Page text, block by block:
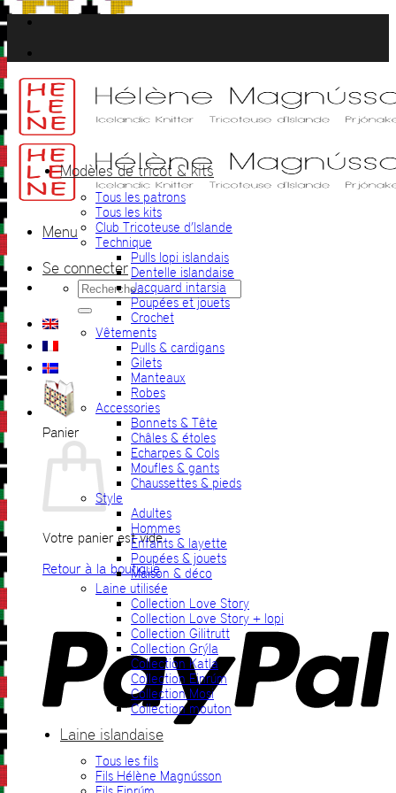
Passer
au
contenu
Menu
Se connecter
Recherche
pour :
Panier
Votre panier est vide.
Retour à la boutique
Modèles de tricot & kits
Tous les patrons
Tous les kits
Club Tricoteuse d’Islande
Technique
Pulls lopi islandais
Dentelle islandaise
Jacquard intarsia
Poupées et jouets
Crochet
Vêtements
Pulls & cardigans
Gilets
Manteaux
Robes
Accessories
Bonnets & Tête
Châles & étoles
Echarpes & Cols
Moufles & gants
Chaussettes & pieds
Style
Adultes
Hommes
Enfants & layette
Poupées & jouets
Maison & déco
Laine utilisée
Collection Love Story
Collection Love Story + lopi
Collection Gilitrutt
Collection Grýla
Collection Katla
Collection Einrúm
Collection Mosi
Collection mouton
Laine islandaise
Tous les fils
Fils Hélène Magnússon